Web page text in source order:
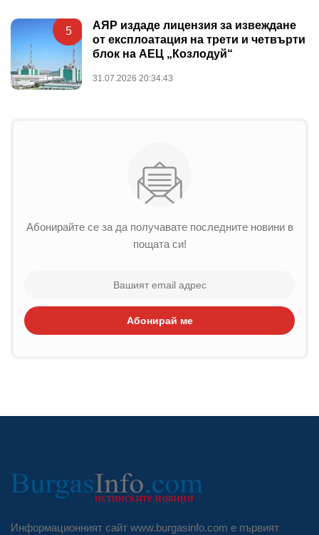
5
АЯР издаде лицензия за извеждане
от експлоатация на трети и четвърти
блок на АЕЦ „Козлодуй“
31.07.2026 20:34:43
Абонирайте се за да получавате последните новини в
пощата си!
Абонирай ме
Информационният сайт www.burgasinfo.com е първият